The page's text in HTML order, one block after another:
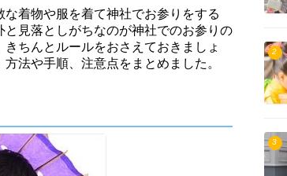
着物や服を着て神社でお参りをする
見落としがちなのが神社でのお参りの
ちんとルールをおさえておきましょ
法や手順、注意点をまとめました。
2
3